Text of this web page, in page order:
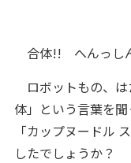
合体!! へんっし
ロボットもの、
体」という言葉を
「カップヌードル
したでしょうか？